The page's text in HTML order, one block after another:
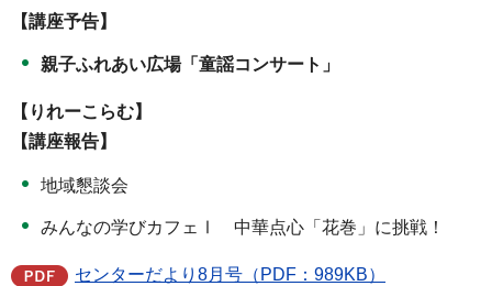
【講座予告】
親子ふれあい広場「童謡コンサート」
【りれーこらむ】
【講座報告】
地域懇談会
みんなの学びカフェⅠ 中華点心「花巻」に挑戦！
センターだより8月号（PDF：989KB）